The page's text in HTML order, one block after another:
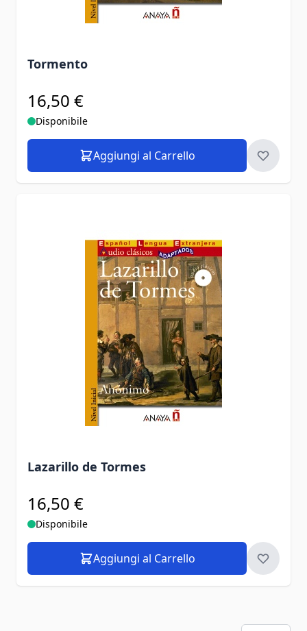
Tormento
16,50 €
Disponibile
Aggiungi al Carrello
Lazarillo de Tormes
16,50 €
Disponibile
Aggiungi al Carrello